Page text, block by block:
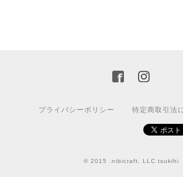
プライバシーポリシー 特定商取引法
© 2015 .nibicraft. LLC tsukihi